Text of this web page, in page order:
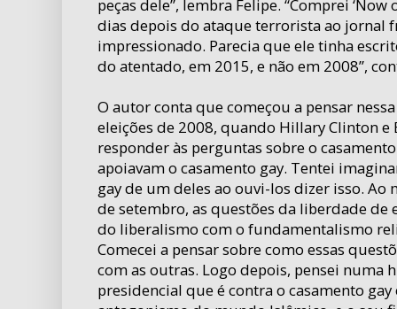
peças dele”, lembra Felipe. “Comprei
dias depois do ataque terrorista ao jornal
impressionado. Parecia que ele tinha
do atentado, em 2015, e não em 2008”,
O autor conta que começou a pensar
eleições de 2008, quando Hillary Clinton e
responder às perguntas sobre o casamento
apoiavam o casamento gay. Tentei
gay de um deles ao ouvi-los dizer isso. Ao
de setembro, as questões da liberdade de
do liberalismo com o fundamentalismo
Comecei a pensar sobre como essas
com as outras. Logo depois, pensei numa
presidencial que é contra o casamento